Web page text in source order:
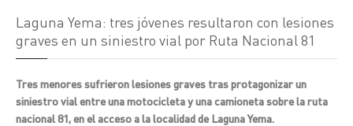
Laguna Yema: tres jóvenes resultaron con lesiones
graves en un siniestro vial por Ruta Nacional 81
Tres menores sufrieron lesiones graves tras protagonizar un
siniestro vial entre una motocicleta y una camioneta sobre la ruta
nacional 81, en el acceso a la localidad de Laguna Yema.